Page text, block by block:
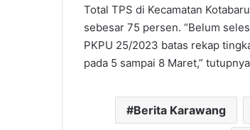
Total TPS di Kecamatan
sebesar 75 persen. “Belum
PKPU 25/2023 batas rekap
pada 5 sampai 8 Maret,”
Berita Karawang